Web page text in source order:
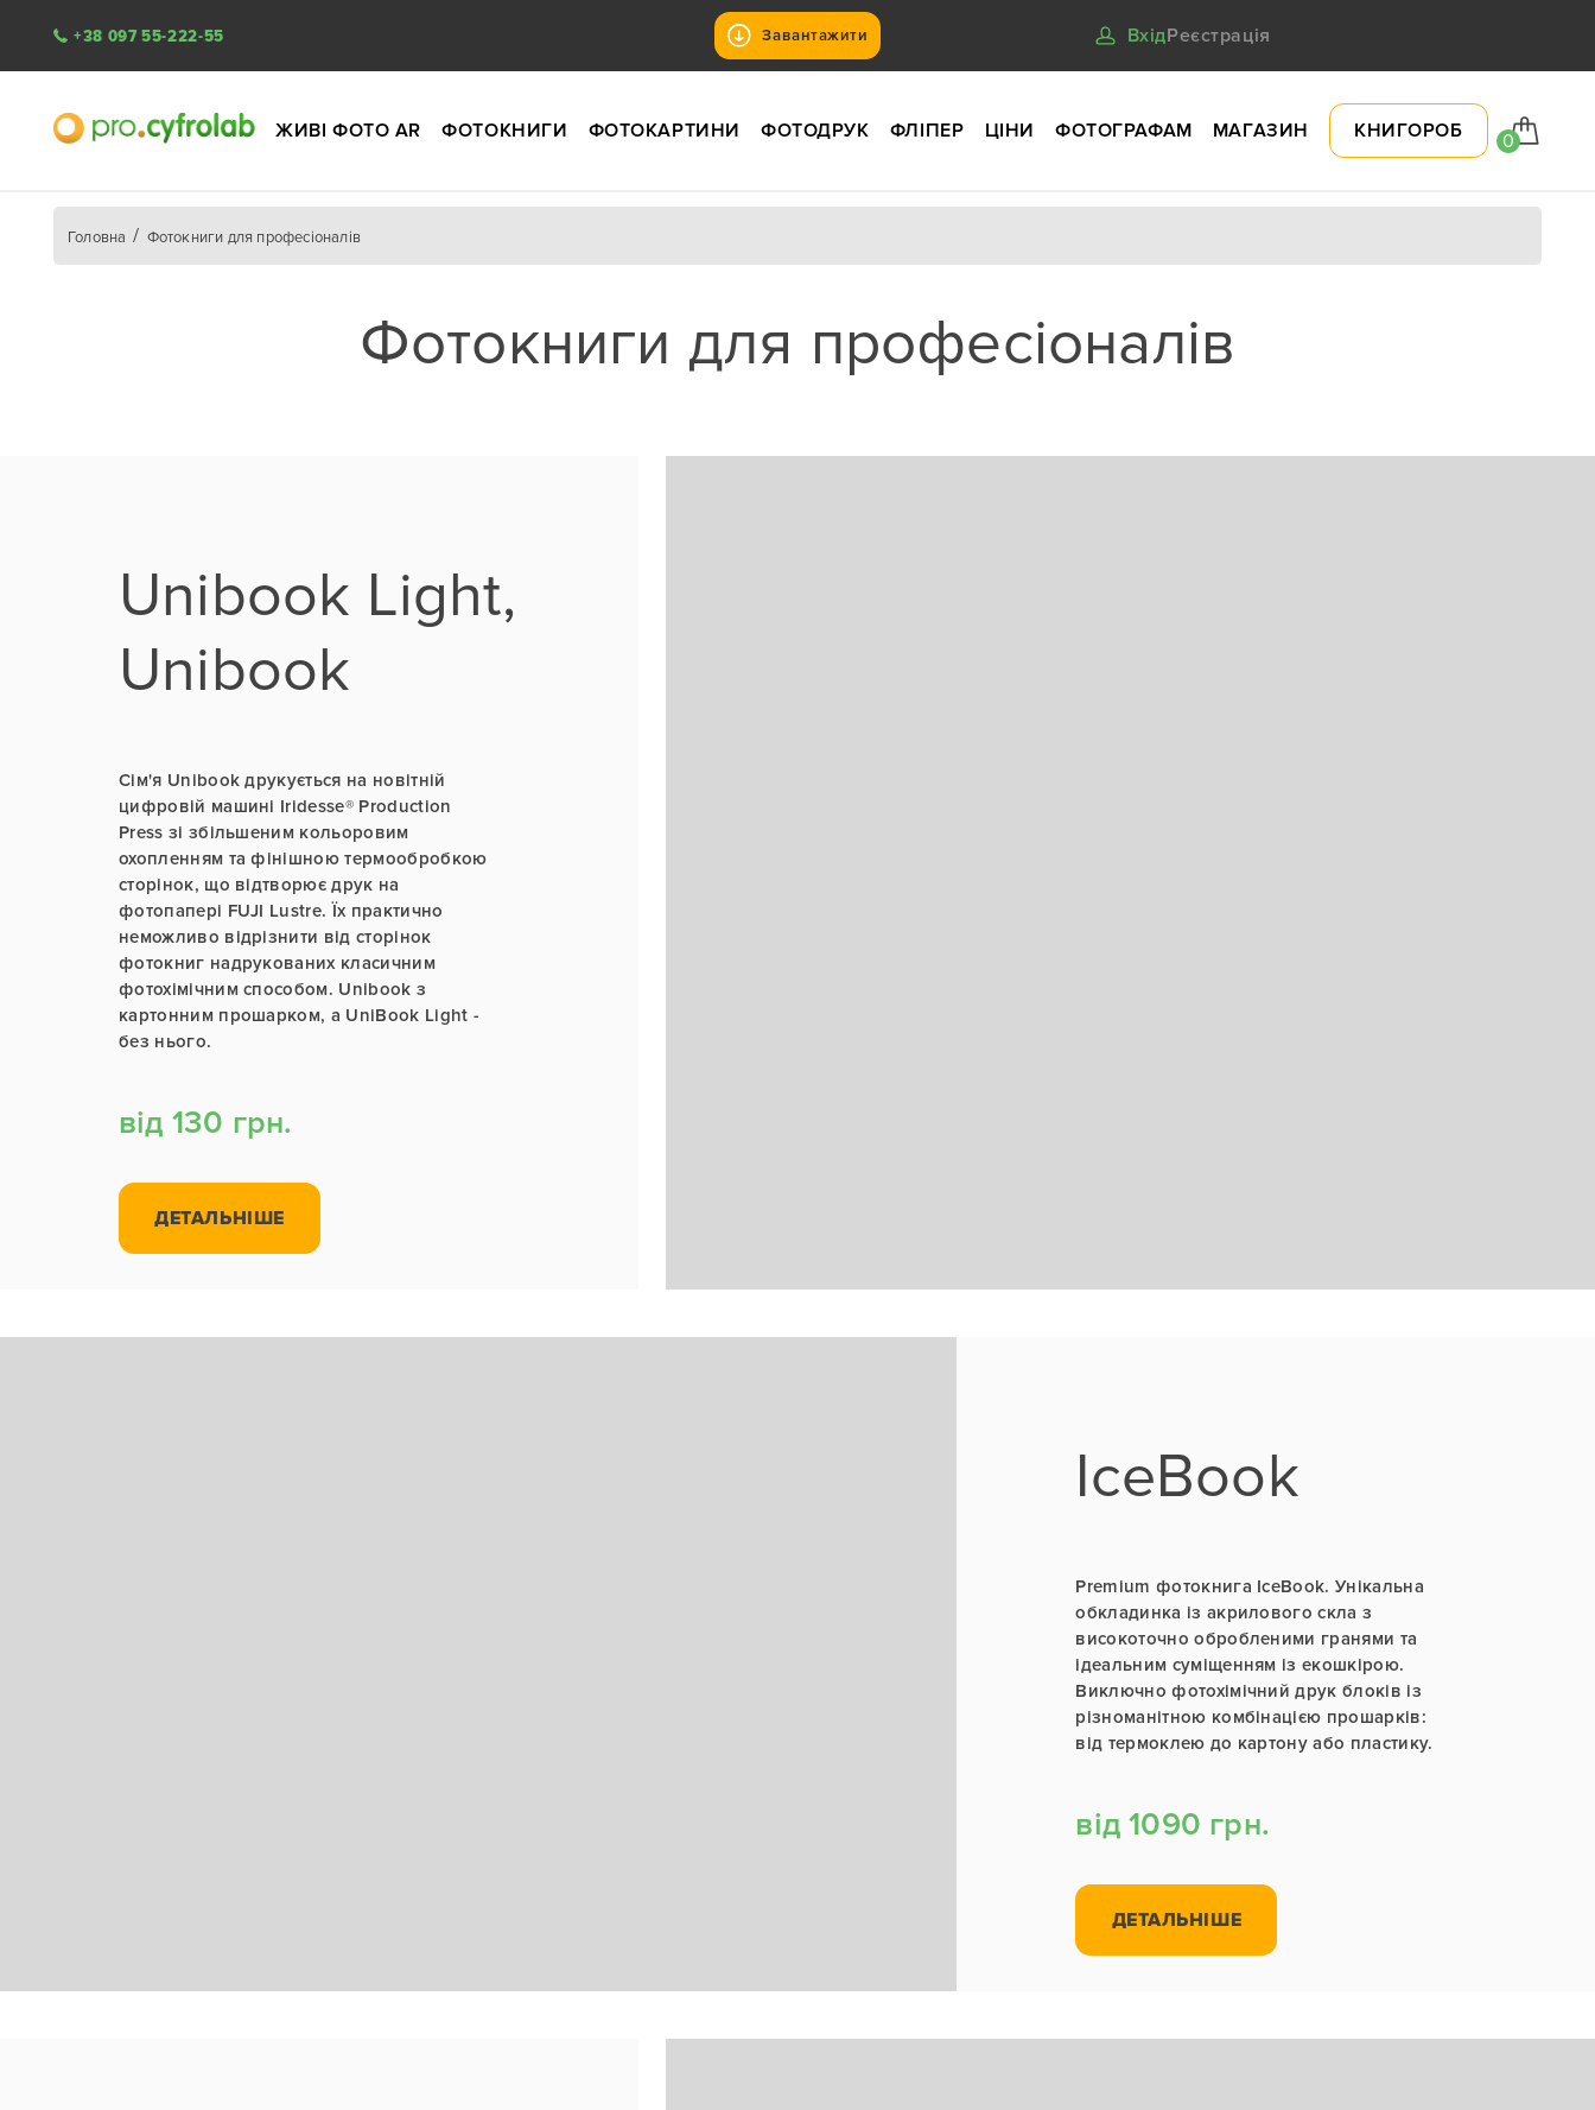
+38 097 55-222-55 Завантажити ВхідРеєстрація
ЖИВІ ФОТО AR ФОТОКНИГИ ФОТОКАРТИНИ ФОТОДРУК ФЛІПЕР ЦІНИ ФОТОГРАФАМ МАГАЗИН КНИГОРОБ 0
Головна Фотокниги для професіоналів
Фотокниги для професіоналів
Unibook Light,
Unibook
Сім'я Unibook друкується на новітній
цифровій машині Iridesse® Production
Press зі збільшеним кольоровим
охопленням та фінішною термообробкою
сторінок, що відтворює друк на
фотопапері FUJI Lustre. Їх практично
неможливо відрізнити від сторінок
фотокниг надрукованих класичним
фотохімічним способом. Unibook з
картонним прошарком, а UniBook Light -
без нього.
від 130 грн.
ДЕТАЛЬНІШЕ
IceBook
Premium фотокнига IceBook. Унікальна
обкладинка із акрилового скла з
високоточно обробленими гранями та
ідеальним суміщенням із екошкірою.
Виключно фотохімічний друк блоків із
різноманітною комбінацією прошарків:
від термоклею до картону або пластику.
від 1090 грн.
ДЕТАЛЬНІШЕ